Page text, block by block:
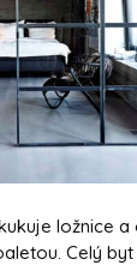
ložnice a
Celý byt